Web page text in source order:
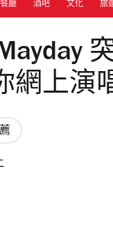
餐廳 酒吧 文化 旅
Netflix HK
網上演